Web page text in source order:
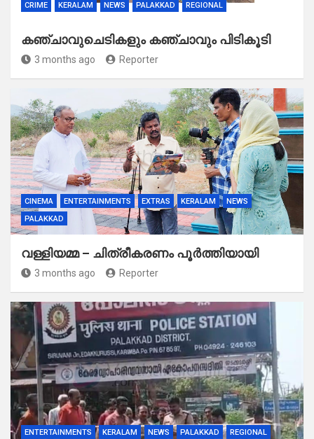
CRIME KERALAM NEWS PALAKKAD REGIONAL
കഞ്ചാവുചെടികളും കഞ്ചാവും പിടികൂടി
3 months ago Reporter
CINEMA ENTERTAINMENTS EXTRAS KERALAM
NEWS
PALAKKAD
വള്ളിയമ്മ – ചിത്രീകരണം പൂർത്തിയായി
3 months ago Reporter
ENTERTAINMENTS KERALAM NEWS PALAKKAD REGIONAL